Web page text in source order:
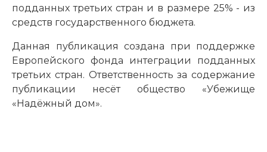
подданных третьих стран и в размере 25% - из
средств государственного бюджета.
Данная публикация создана при поддержке
Европейского фонда интеграции подданных
третьих стран. Ответственность за содержание
публикации несёт общество «Убежище
«Надёжный дом».